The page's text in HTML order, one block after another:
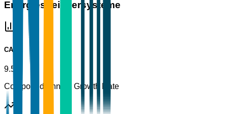
Energiespeichersysteme
CAGR
9.5%
Compound Annual Growth Rate